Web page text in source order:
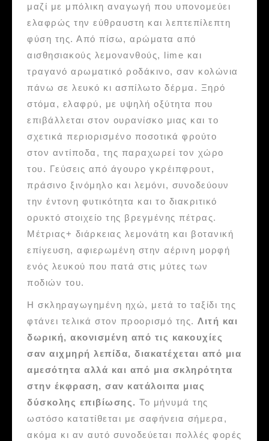
μαζί με μπόλικη αναγωγή που υπονομεύει
ελαφρώς την εύθραυστη και λεπτεπίλεπτη
φύση της. Από πίσω, αρώματα από
αισθησιακούς λεμονανθούς, lime και
τραγανό αρωματικό ροδάκινο, σαν κολώνια
πάνω σε λευκό κι ασπίλωτο δέρμα. Ξηρό
στόμα, ελαφρύ, με υψηλή οξύτητα που
επιβάλλεται στον ουρανίσκο μιας και το
σχετικά περιορισμένο ποσοτικά φρούτο
στον αντίποδα, της παραχωρεί τον χώρο
του. Γεύσεις από άγουρο γκρέιπφρουτ,
πράσινο ξινόμηλο και λεμόνι, συνοδεύουν
την έντονη φυτικότητα και το διακριτικό
ορυκτό στοιχείο της βρεγμένης πέτρας.
Μέτριας+ διάρκειας λεμονάτη και βοτανική
επίγευση, αφιερωμένη στην αέρινη μορφή
ενός λευκού που πατά στις μύτες των
ποδιών του.
Η σκληραγωγημένη ηχώ, μετά το ταξίδι της
φτάνει τελικά στον προορισμό της. Λιτή και
δωρική, ακονισμένη από τις κακουχίες
σαν αιχμηρή λεπίδα, διακατέχεται από μια
αμεσότητα αλλά και από μια σκληρότητα
στην έκφραση, σαν κατάλοιπα μιας
δύσκολης επιβίωσης. Το μήνυμά της
ωστόσο κατατίθεται με σαφήνεια σήμερα,
ακόμα κι αν αυτό συνοδεύεται πολλές φορές